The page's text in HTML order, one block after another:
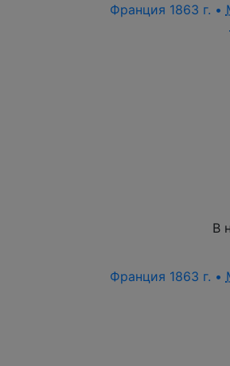
Франция 1863 г. •
В
Франция 1863 г. •